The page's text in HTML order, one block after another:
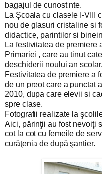
bagajul de cunostinte.
La Şcoala cu clasele I-VIII
nou de glasuri cristaline si
didactice, parintilor si
La festivitatea de premiere
Primariei , care au tinut
deschiderii noului an scolar.
Festivitatea de premiere a
de un preot care a punctat
2010, dupa care elevii si
spre clase.
Fotografii realizate la
Aici, părinţii au fost nevoiţi
cot la cot cu femeile de
curăţenia de după şantier.